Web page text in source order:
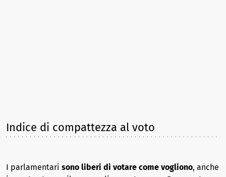
Indice di compattezza al voto
I parlamentari sono liberi di votare come vogliono, anche